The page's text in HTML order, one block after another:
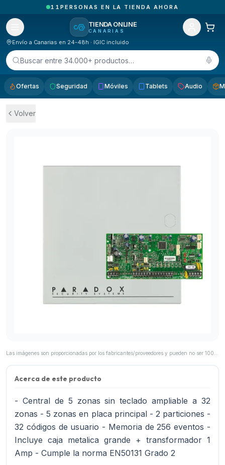
PEDIDOS RECIBIDOS HOY EN CANARIAS
TIENDA ONLINE
CANARIAS
Envío a Canarias en 24-48h · IGIC incluido
Buscar entre 34.000+ productos…
Ofertas Seguridad Móviles Tablets Audio
Volver
Acerca de este producto
- Central de 5 zonas sin teclado ampliable a 32
zonas - 5 zonas en placa principal - 2 particiones -
32 códigos de usuario - Memoria de 256 eventos -
Incluye caja metalica grande + transformador 1
Amp - Cumple la norma EN50131 Grado 2